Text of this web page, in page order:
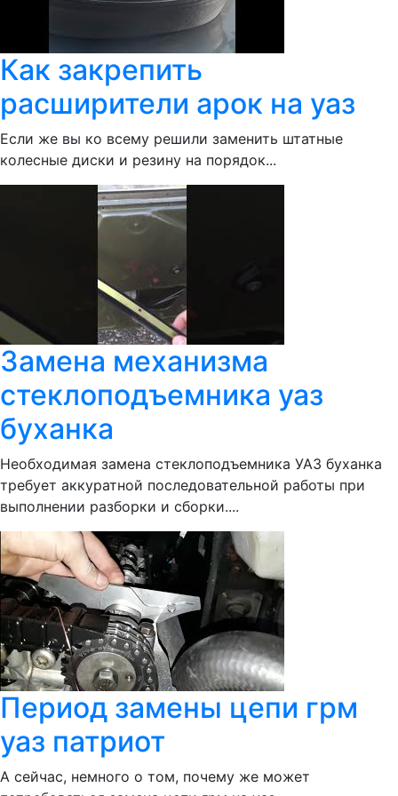
Как закрепить
расширители арок на уаз
Если же вы ко всему решили заменить штатные
колесные диски и резину на порядок...
Замена механизма
стеклоподъемника уаз
буханка
Необходимая замена стеклоподъемника УАЗ буханка
требует аккуратной последовательной работы при
выполнении разборки и сборки....
Период замены цепи грм
уаз патриот
А сейчас, немного о том, почему же может